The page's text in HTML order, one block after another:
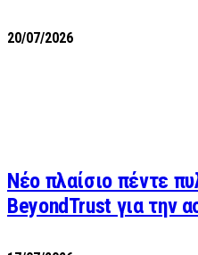
20/07/2026
Νέο πλαίσιο πέντε
BeyondTrust για την